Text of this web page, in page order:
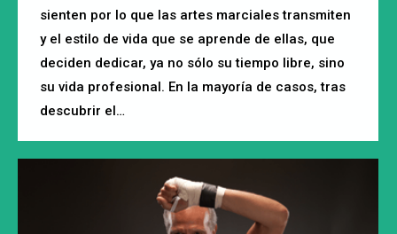
sienten por lo que las artes marciales transmiten
y el estilo de vida que se aprende de ellas, que
deciden dedicar, ya no sólo su tiempo libre, sino
su vida profesional. En la mayoría de casos, tras
descubrir el…